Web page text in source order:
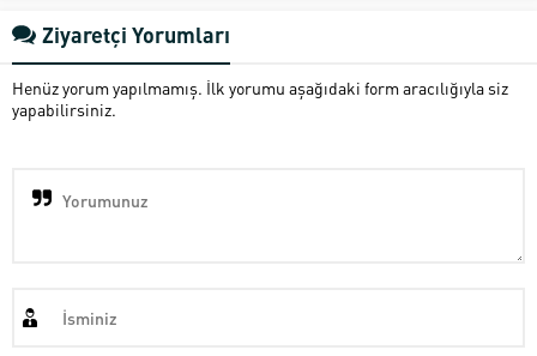
Ziyaretçi Yorumları
Henüz yorum yapılmamış. İlk yorumu aşağıdaki form aracılığıyla siz
yapabilirsiniz.